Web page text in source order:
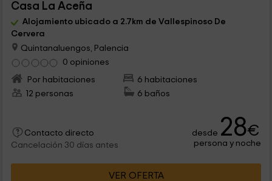
Casa La Aceña
Alojamiento ubicado a 2.7km de Vallespinoso De
Cervera
Quintanaluengos, Palencia
0 opiniones
Por habitaciones
6 habitaciones
12 personas
6 baños
Contacto directo
Cancelación 30 días antes
desde 28€
persona y noche
VER OFERTA